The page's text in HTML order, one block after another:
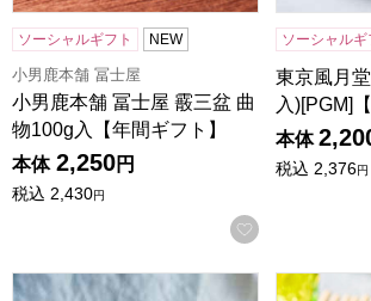
ソーシャルギフト NEW
小男鹿本舗 冨士屋
小男鹿本舗 冨士屋 霰三盆 曲
物100g入【年間ギフト】
本体 2,250円
税込 2,430円
お気に入りに
ソーシャルギ
東京風月
入)[PGM]
本体
税込 2,376円
ホシフルーツ 果実のミニョン・ド・クグ
小男鹿本